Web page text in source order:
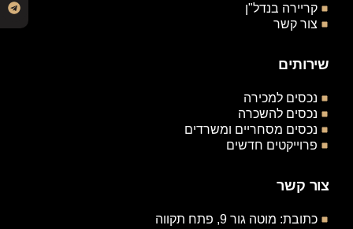
קריירה בנדל"ן
צור קשר
שירותים
נכסים למכירה
נכסים להשכרה
נכסים מסחריים ומשרדים
פרוייקטים חדשים
צור קשר
כתובת: מוטה גור 9, פתח תקווה